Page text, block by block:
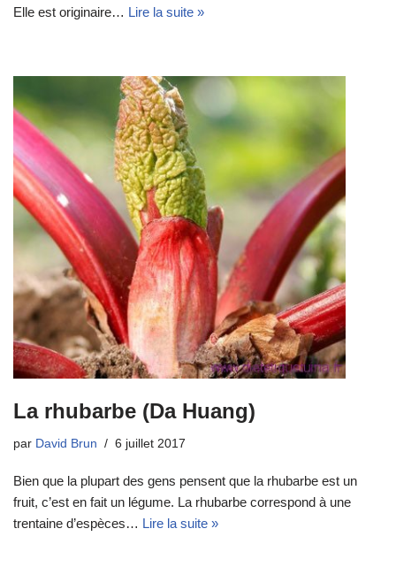
Elle est originaire… Lire la suite »
La rhubarbe (Da Huang)
par David Brun 6 juillet 2017
Bien que la plupart des gens pensent que la rhubarbe est un
fruit, c’est en fait un légume. La rhubarbe correspond à une
trentaine d’espèces… Lire la suite »